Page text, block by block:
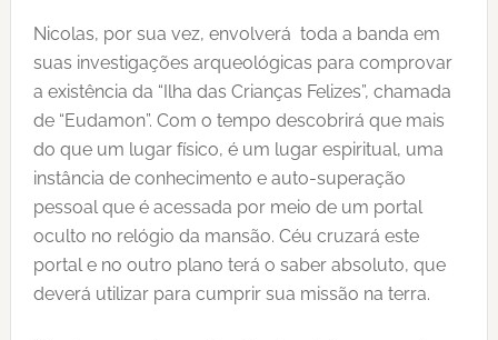
Nicolas, por sua vez, envolverá toda a banda em
suas investigações arqueológicas para comprovar
a existência da “Ilha das Crianças Felizes”, chamada
de “Eudamon”. Com o tempo descobrirá que mais
do que um lugar físico, é um lugar espiritual, uma
instância de conhecimento e auto-superação
pessoal que é acessada por meio de um portal
oculto no relógio da mansão. Céu cruzará este
portal e no outro plano terá o saber absoluto, que
deverá utilizar para cumprir sua missão na terra.